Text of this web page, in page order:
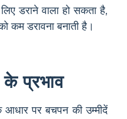
डराने वाला हो सकता है,
कम डरावना बनाती है।
के प्रभाव
पर बचपन की उम्मीदें